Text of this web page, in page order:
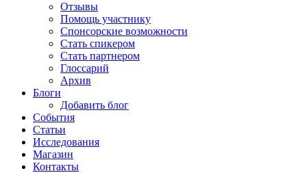
Отзывы
Помощь участнику
Спонсорские возможности
Стать спикером
Стать партнером
Глоссарий
Архив
Блоги
Добавить блог
События
Статьи
Исследования
Магазин
Контакты